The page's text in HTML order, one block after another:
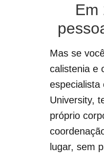
Em
Mas se
calistenia e
especialista
University,
próprio
lugar, sem